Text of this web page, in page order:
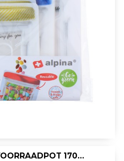
CEREAL DISPENSER VOORRAADPOT 1700ML PP